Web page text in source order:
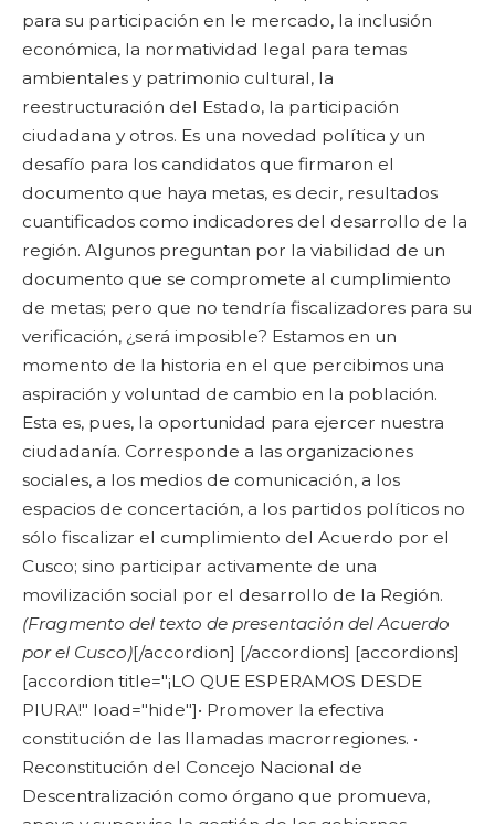
para su participación en le mercado, la inclusión
económica, la normatividad legal para temas
ambientales y patrimonio cultural, la
reestructuración del Estado, la participación
ciudadana y otros. Es una novedad política y un
desafío para los candidatos que firmaron el
documento que haya metas, es decir, resultados
cuantificados como indicadores del desarrollo de la
región. Algunos preguntan por la viabilidad de un
documento que se compromete al cumplimiento
de metas; pero que no tendría fiscalizadores para su
verificación, ¿será imposible? Estamos en un
momento de la historia en el que percibimos una
aspiración y voluntad de cambio en la población.
Esta es, pues, la oportunidad para ejercer nuestra
ciudadanía. Corresponde a las organizaciones
sociales, a los medios de comunicación, a los
espacios de concertación, a los partidos políticos no
sólo fiscalizar el cumplimiento del Acuerdo por el
Cusco; sino participar activamente de una
movilización social por el desarrollo de la Región.
(Fragmento del texto de presentación del Acuerdo
por el Cusco)[/accordion] [/accordions] [accordions]
[accordion title="¡LO QUE ESPERAMOS DESDE
PIURA!" load="hide"]• Promover la efectiva
constitución de las llamadas macrorregiones. •
Reconstitución del Concejo Nacional de
Descentralización como órgano que promueva,